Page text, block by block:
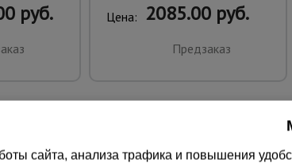
руб. Цена: 2085.00 руб.
Предзаказ
сайта, анализа трафика и повышения